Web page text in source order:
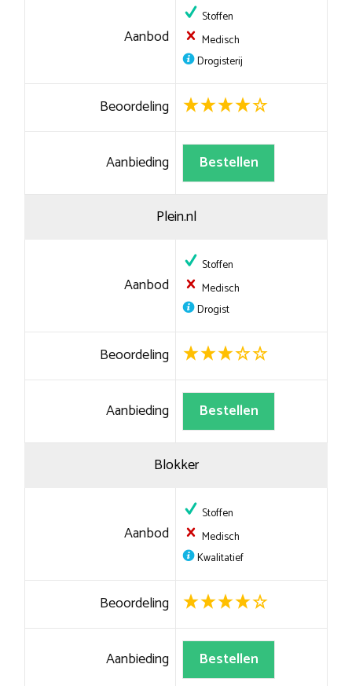
Aanbod
Stoffen
Medisch
Drogisterij
Beoordeling
Aanbieding Bestellen
Plein.nl
Aanbod
Stoffen
Medisch
Drogist
Beoordeling
Aanbieding Bestellen
Blokker
Aanbod
Stoffen
Medisch
Kwalitatief
Beoordeling
Aanbieding Bestellen